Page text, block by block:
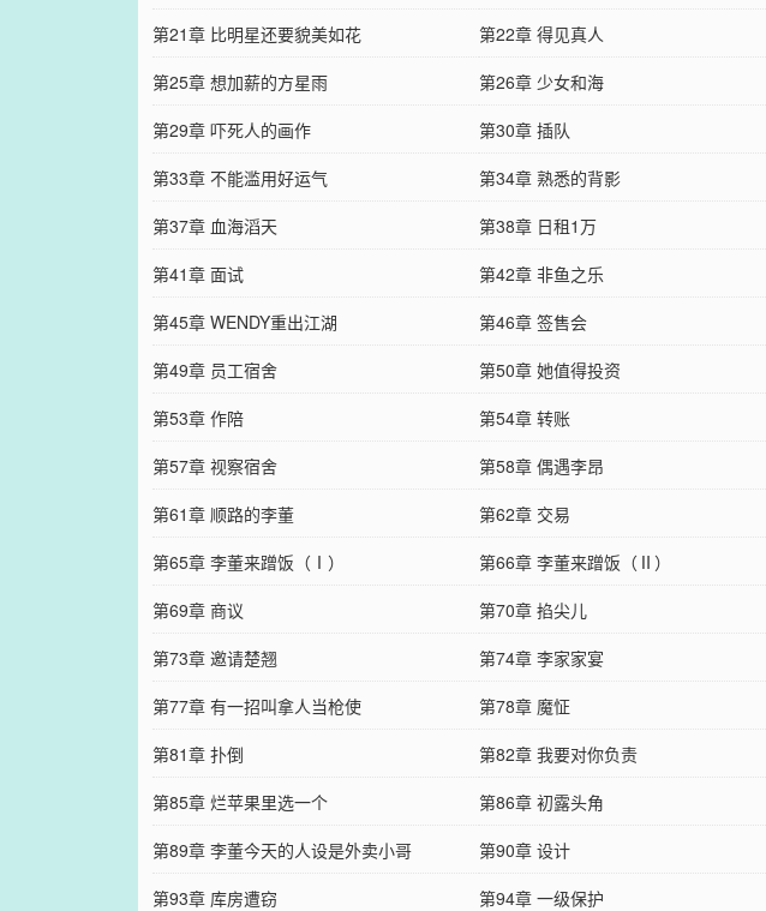
第21章 比明星还要貌美如花
第22章 得见真人
第25章 想加薪的方星雨
第26章 少女和海
第29章 吓死人的画作
第30章 插队
第33章 不能滥用好运气
第34章 熟悉的背影
第37章 血海滔天
第38章 日租1万
第41章 面试
第42章 非鱼之乐
第45章 WENDY重出江湖
第46章 签售会
第49章 员工宿舍
第50章 她值得投资
第53章 作陪
第54章 转账
第57章 视察宿舍
第58章 偶遇李昂
第61章 顺路的李董
第62章 交易
第65章 李董来蹭饭（Ⅰ）
第66章 李董来蹭饭（Ⅱ）
第69章 商议
第70章 掐尖儿
第73章 邀请楚翘
第74章 李家家宴
第77章 有一招叫拿人当枪使
第78章 魔怔
第81章 扑倒
第82章 我要对你负责
第85章 烂苹果里选一个
第86章 初露头角
第89章 李董今天的人设是外卖小哥
第90章 设计
第93章 库房遭窃
第94章 一级保护